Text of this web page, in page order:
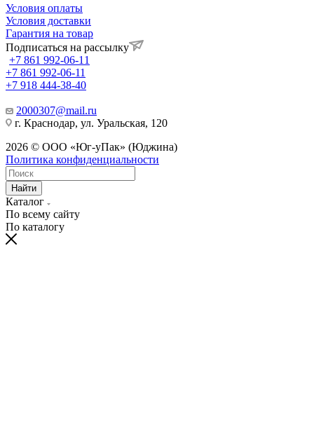
Условия оплаты
Условия доставки
Гарантия на товар
Подписаться на рассылку
+7 861 992-06-11
+7 861 992-06-11
+7 918 444-38-40
2000307@mail.ru
г. Краснодар, ул. Уральская, 120
2026 © ООО «Юг-уПак» (Юджина)
Политика конфиденциальности
Найти
Каталог
По всему сайту
По каталогу